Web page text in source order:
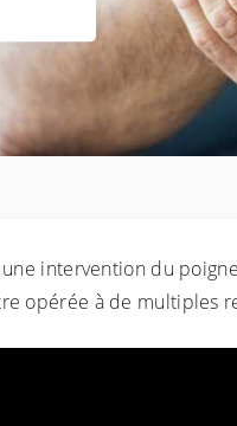
intervention du
opérée à de multiples